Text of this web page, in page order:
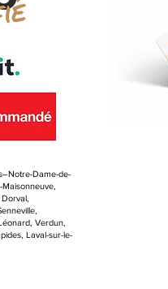
Dame-de-
Verdun,
Laval-sur-le-